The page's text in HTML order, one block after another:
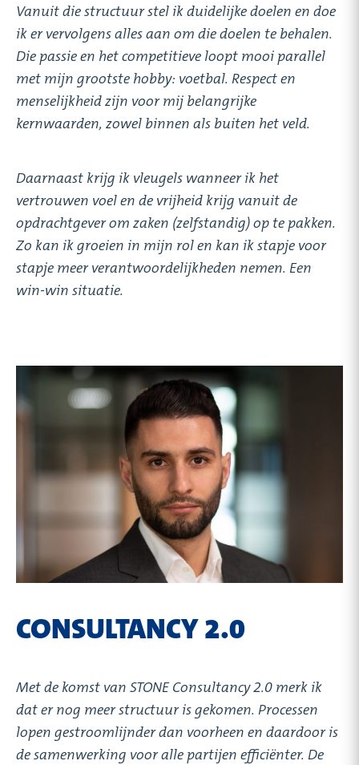
Vanuit die structuur stel ik duidelijke doelen en doe
ik er vervolgens alles aan om die doelen te behalen.
Die passie en het competitieve loopt mooi parallel
met mijn grootste hobby: voetbal. Respect en
menselijkheid zijn voor mij belangrijke
kernwaarden, zowel binnen als buiten het veld.
Daarnaast krijg ik vleugels wanneer ik het
vertrouwen voel en de vrijheid krijg vanuit de
opdrachtgever om zaken (zelfstandig) op te pakken.
Zo kan ik groeien in mijn rol en kan ik stapje voor
stapje meer verantwoordelijkheden nemen. Een
win-win situatie.
CONSULTANCY 2.0
Met de komst van STONE Consultancy 2.0 merk ik
dat er nog meer structuur is gekomen. Processen
lopen gestroomlijnder dan voorheen en daardoor is
de samenwerking voor alle partijen efficiënter. De